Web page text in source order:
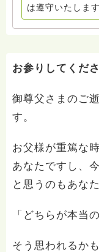
は遵守いたします
お参りしてくださ
御尊父さまのご
す。
お父様が重篤な
あなたですし、
と思うのもあなた
「どちらが本当
そう思われるか